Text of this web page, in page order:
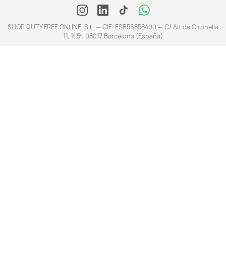
SHOP DUTY FREE ONLINE, S.L. — CIF: ESB56858400 — C/ Alt de Gironella
11, 1º 5ª, 08017 Barcelona (España)